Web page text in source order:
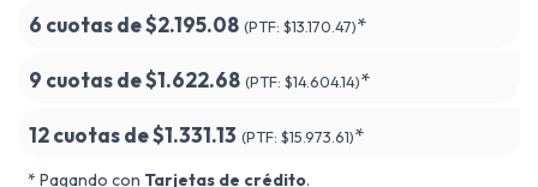
6 cuotas de$2.195.08 (PTF: $13.170.47)*
9 cuotas de$1.622.68 (PTF: $14.604.14)*
12 cuotas de$1.331.13 (PTF: $15.973.61)*
* Pagando con Tarjetas de crédito.